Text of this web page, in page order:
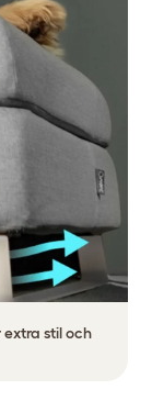
stil och